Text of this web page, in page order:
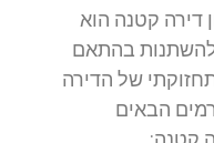
דירה קטנה הוא
להשתנות בהתאם
של הדירה
הבאים